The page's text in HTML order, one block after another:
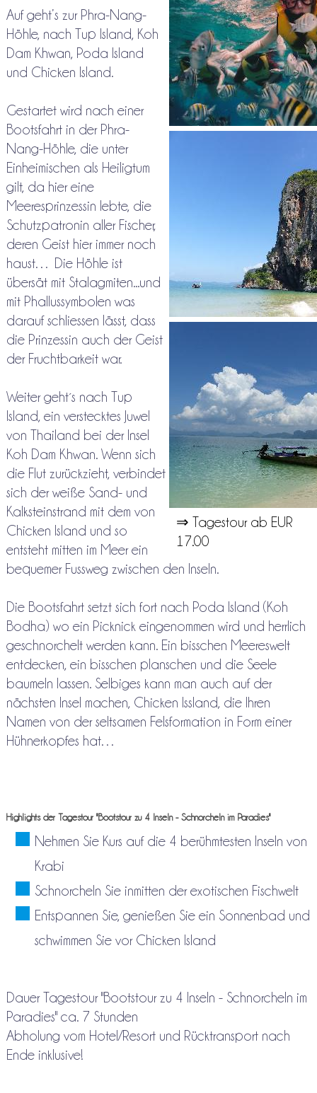
⇒ Tagestour ab EUR
17.00
Auf geht’s zur Phra-Nang-
Höhle, nach Tup Island, Koh
Dam Khwan, Poda Island
und Chicken Island.
Gestartet wird nach einer
Bootsfahrt in der Phra-
Nang-Höhle, die unter
Einheimischen als Heiligtum
gilt, da hier eine
Meeresprinzessin lebte, die
Schutzpatronin aller Fischer,
deren Geist hier immer noch
haust… Die Höhle ist
übersät mit Stalagmiten...und
mit Phallussymbolen was
darauf schliessen lässt, dass
die Prinzessin auch der Geist
der Fruchtbarkeit war.
Weiter geht´s nach Tup
Island, ein verstecktes Juwel
von Thailand bei der Insel
Koh Dam Khwan. Wenn sich
die Flut zurückzieht, verbindet
sich der weiße Sand- und
Kalksteinstrand mit dem von
Chicken Island und so
entsteht mitten im Meer ein
bequemer Fussweg zwischen den Inseln.
Die Bootsfahrt setzt sich fort nach Poda Island (Koh
Bodha) wo ein Picknick eingenommen wird und herrlich
geschnorchelt werden kann. Ein bisschen Meereswelt
entdecken, ein bisschen planschen und die Seele
baumeln lassen. Selbiges kann man auch auf der
nächsten Insel machen, Chicken Issland, die Ihren
Namen von der seltsamen Felsformation in Form einer
Hühnerkopfes hat…
Highlights der Tagestour "Bootstour zu 4 Inseln - Schnorcheln im Paradies"
Nehmen Sie Kurs auf die 4 berühmtesten Inseln von
Krabi
Schnorcheln Sie inmitten der exotischen Fischwelt
Entspannen Sie, genießen Sie ein Sonnenbad und
schwimmen Sie vor Chicken Island
Dauer Tagestour "Bootstour zu 4 Inseln - Schnorcheln im
Paradies" ca. 7 Stunden
Abholung vom Hotel/Resort und Rücktransport nach
Ende inklusive!